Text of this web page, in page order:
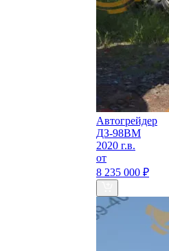
Автогрейдер
ДЗ-98ВМ
2020 г.в.
от
8 235 000 ₽